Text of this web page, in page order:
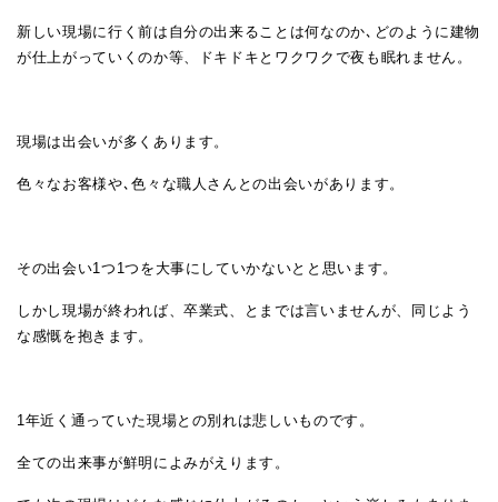
新しい現場に行く前は自分の出来ることは何なのか､どのように建物
が仕上がっていくのか等、ドキドキとワクワクで夜も眠れません。
現場は出会いが多くあります。
色々なお客様や､色々な職人さんとの出会いがあります。
その出会い1つ1つを大事にしていかないとと思います。
しかし現場が終われば、卒業式、とまでは言いませんが、同じよう
な感慨を抱きます。
1年近く通っていた現場との別れは悲しいものです。
全ての出来事が鮮明によみがえります。